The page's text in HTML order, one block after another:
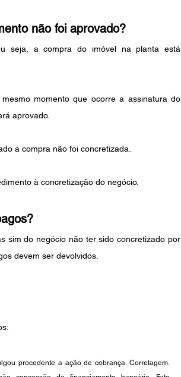
não foi aprovado?
seja, a compra do imóvel na planta está
momento que ocorre a assinatura do
aprovado.
a compra não foi concretizada.
à concretização do negócio.
sim do negócio não ter sido concretizado por
devem ser devolvidos.
procedente a ação de cobrança. Corretagem.